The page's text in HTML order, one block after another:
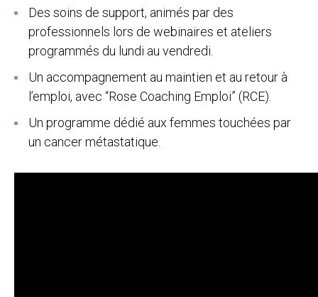
Des soins de support, animés par des
professionnels lors de webinaires et ateliers
programmés du lundi au vendredi.
Un accompagnement au maintien et au retour à
l’emploi, avec “Rose Coaching Emploi” (RCE).
Un programme dédié aux femmes touchées par
un cancer métastatique.